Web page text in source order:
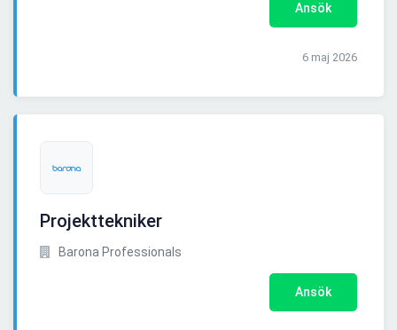
Ansök
6 maj 2026
Projekttekniker
Barona Professionals
Ansök